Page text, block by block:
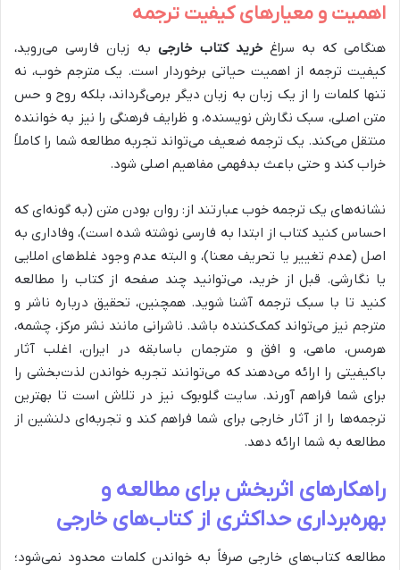
اهمیت و معیارهای کیفیت ترجمه
هنگامی که به سراغخرید کتاب خارجیبه زبان فارسی می‌روید،
کیفیت ترجمه از اهمیت حیاتی برخوردار است. یک مترجم خوب، نه
تنها کلمات را از یک زبان به زبان دیگر برمی‌گرداند، بلکه روح و حس
متن اصلی، سبک نگارش نویسنده، و ظرایف فرهنگی را نیز به خواننده
منتقل می‌کند. یک ترجمه ضعیف می‌تواند تجربه مطالعه شما را کاملاً
خراب کند و حتی باعث بدفهمی مفاهیم اصلی شود.
نشانه‌های یک ترجمه خوب عبارتند از: روان بودن متن (به گونه‌ای که
احساس کنید کتاب از ابتدا به فارسی نوشته شده است)، وفاداری به
اصل (عدم تغییر یا تحریف معنا)، و البته عدم وجود غلط‌های املایی
یا نگارشی. قبل از خرید، می‌توانید چند صفحه از کتاب را مطالعه
کنید تا با سبک ترجمه آشنا شوید. همچنین، تحقیق درباره ناشر و
مترجم نیز می‌تواند کمک‌کننده باشد. ناشرانی مانند نشر مرکز، چشمه،
هرمس، ماهی، و افق و مترجمان باسابقه در ایران، اغلب آثار
باکیفیتی را ارائه می‌دهند که می‌توانند تجربه خواندن لذت‌بخشی را
برای شما فراهم آورند. سایت گلوبوک نیز در تلاش است تا بهترین
ترجمه‌ها را از آثار خارجی برای شما فراهم کند و تجربه‌ای دلنشین از
مطالعه به شما ارائه دهد.
راهکارهای اثربخش برای مطالعه و
بهره‌برداری حداکثری از کتاب‌های خارجی
مطالعه کتاب‌های خارجی صرفاً به خواندن کلمات محدود نمی‌شود؛